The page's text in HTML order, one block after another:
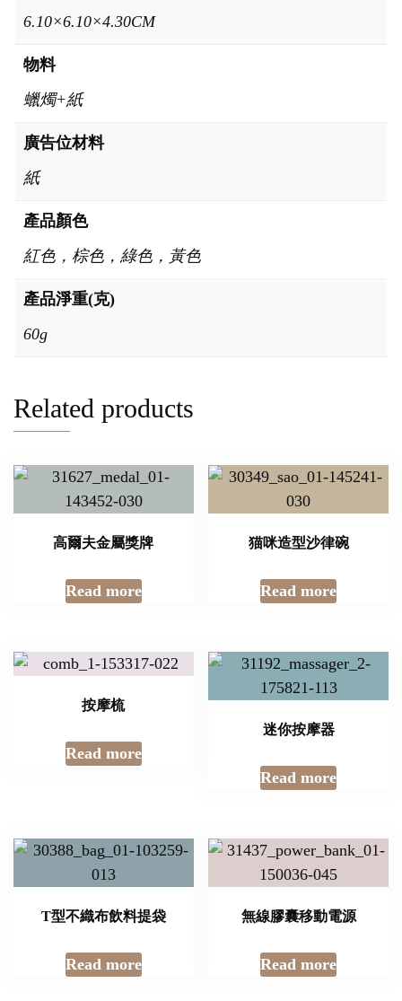
6.10×6.10×4.30CM
物料
蠟燭+紙
廣告位材料
紙
產品顏色
紅色，棕色，綠色，黃色
產品淨重(克)
60g
Related products
高爾夫金屬獎牌
Read more
猫咪造型沙律碗
Read more
按摩梳
Read more
迷你按摩器
Read more
T型不織布飲料提袋
Read more
無線膠囊移動電源
Read more